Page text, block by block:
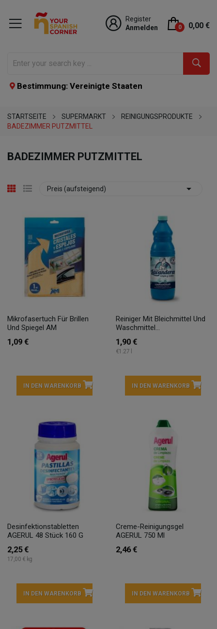
Register
Anmelden
0 0,00 €
Bestimmung: Vereinigte Staaten
STARTSEITE SUPERMARKT
REINIGUNGSPRODUKTE
BADEZIMMER PUTZMITTEL
BADEZIMMER PUTZMITTEL
Preis (aufsteigend) 
Mikrofasertuch Für Brillen
Und Spiegel AM
1,09 €
IN DEN WARENKORB
Reiniger Mit Bleichmittel Und
Waschmittel...
1,90 €
€1.27 l
IN DEN WARENKORB
Desinfektionstabletten
AGERUL 48 Stück 160 G
2,25 €
17,00 € kg
IN DEN WARENKORB
Creme-Reinigungsgel
AGERUL 750 Ml
2,46 €
IN DEN WARENKORB